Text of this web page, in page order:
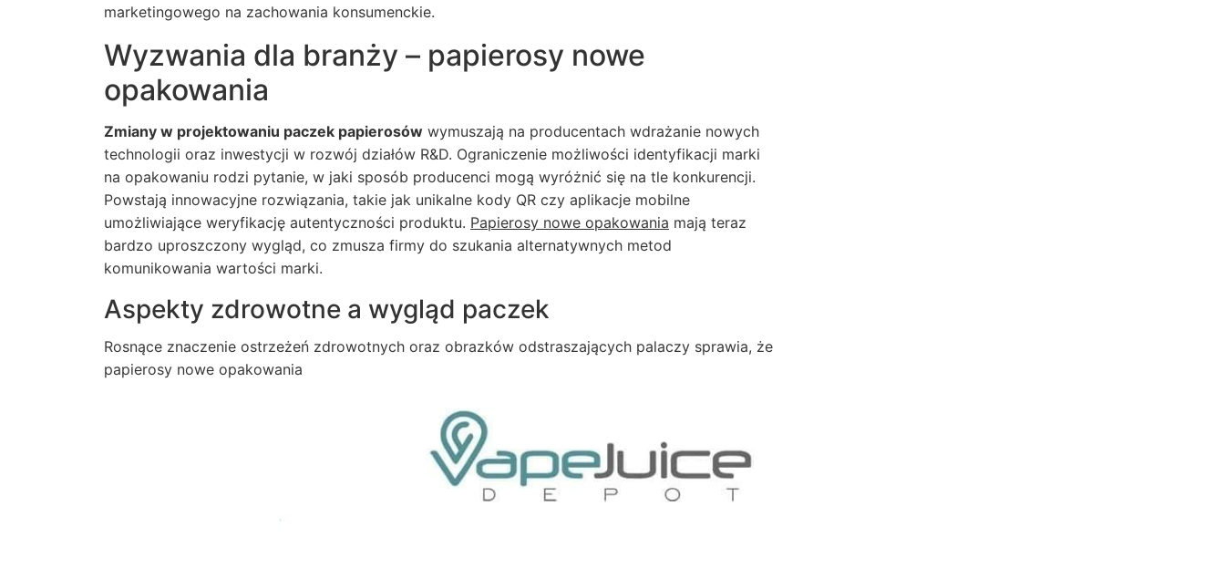
marketingowego na zachowania konsumenckie.
Wyzwania dla branży – papierosy nowe
opakowania
Zmiany w projektowaniu paczek papierosów wymuszają na producentach wdrażanie nowych
technologii oraz inwestycji w rozwój działów R&D. Ograniczenie możliwości identyfikacji marki
na opakowaniu rodzi pytanie, w jaki sposób producenci mogą wyróżnić się na tle konkurencji.
Powstają innowacyjne rozwiązania, takie jak unikalne kody QR czy aplikacje mobilne
umożliwiające weryfikację autentyczności produktu. Papierosy nowe opakowania mają teraz
bardzo uproszczony wygląd, co zmusza firmy do szukania alternatywnych metod
komunikowania wartości marki.
Aspekty zdrowotne a wygląd paczek
Rosnące znaczenie ostrzeżeń zdrowotnych oraz obrazków odstraszających palaczy sprawia, że
papierosy nowe opakowania